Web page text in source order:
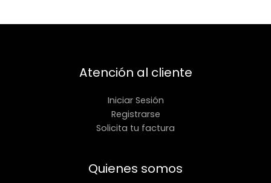
Atención al cliente
Iniciar Sesión
Registrarse
Solicita tu factura
Quienes somos